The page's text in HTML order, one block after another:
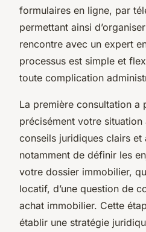
formulaires en ligne, par
permettant ainsi
rencontre avec un expert
processus est simple et
toute complication
La première consultation
précisément votre
conseils juridiques clairs et
notamment de définir les
votre dossier immobilier,
locatif, d’une question de
achat immobilier. Cette
établir une stratégie